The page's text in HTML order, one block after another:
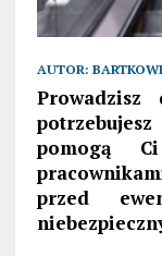
AUTOR:
Prowadzisz
pomogą
przed